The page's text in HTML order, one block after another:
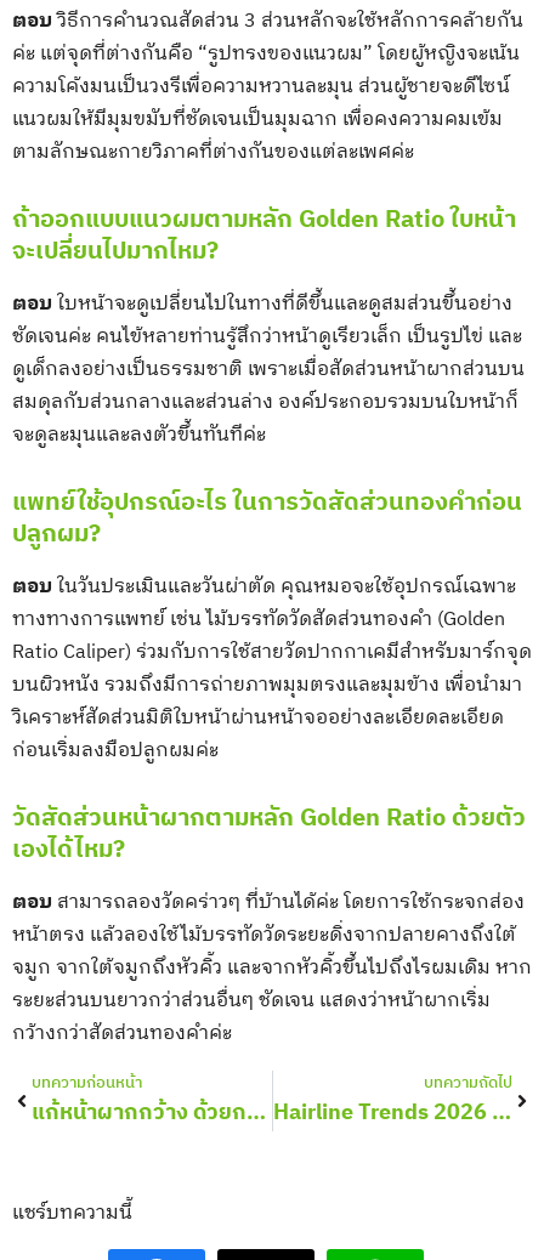
ตอบวิธีการคำนวณสัดส่วน 3 ส่วนหลักจะใช้หลักการคล้ายกัน
ค่ะ แต่จุดที่ต่างกันคือ “รูปทรงของแนวผม” โดยผู้หญิงจะเน้น
ความโค้งมนเป็นวงรีเพื่อความหวานละมุน ส่วนผู้ชายจะดีไซน์
แนวผมให้มีมุมขมับที่ชัดเจนเป็นมุมฉาก เพื่อคงความคมเข้ม
ตามลักษณะกายวิภาคที่ต่างกันของแต่ละเพศค่ะ
ถ้าออกแบบแนวผมตามหลัก Golden Ratio ใบหน้า
จะเปลี่ยนไปมากไหม?
ตอบใบหน้าจะดูเปลี่ยนไปในทางที่ดีขึ้นและดูสมส่วนขึ้นอย่าง
ชัดเจนค่ะ คนไข้หลายท่านรู้สึกว่าหน้าดูเรียวเล็ก เป็นรูปไข่ และ
ดูเด็กลงอย่างเป็นธรรมชาติ เพราะเมื่อสัดส่วนหน้าผากส่วนบน
สมดุลกับส่วนกลางและส่วนล่าง องค์ประกอบรวมบนใบหน้าก็
จะดูละมุนและลงตัวขึ้นทันทีค่ะ
แพทย์ใช้อุปกรณ์อะไร ในการวัดสัดส่วนทองคำก่อน
ปลูกผม?
ตอบในวันประเมินและวันผ่าตัด คุณหมอจะใช้อุปกรณ์เฉพาะ
ทางทางการแพทย์ เช่น ไม้บรรทัดวัดสัดส่วนทองคำ (Golden
Ratio Caliper) ร่วมกับการใช้สายวัดปากกาเคมีสำหรับมาร์กจุด
บนผิวหนัง รวมถึงมีการถ่ายภาพมุมตรงและมุมข้าง เพื่อนำมา
วิเคราะห์สัดส่วนมิติใบหน้าผ่านหน้าจออย่างละเอียดละเอียด
ก่อนเริ่มลงมือปลูกผมค่ะ
วัดสัดส่วนหน้าผากตามหลัก Golden Ratio ด้วยตัว
เองได้ไหม?
ตอบ สามารถลองวัดคร่าวๆ ที่บ้านได้ค่ะ โดยการใช้กระจกส่อง
หน้าตรง แล้วลองใช้ไม้บรรทัดวัดระยะดิ่งจากปลายคางถึงใต้
จมูก จากใต้จมูกถึงหัวคิ้ว และจากหัวคิ้วขึ้นไปถึงไรผมเดิม หาก
ระยะส่วนบนยาวกว่าส่วนอื่นๆ ชัดเจน แสดงว่าหน้าผากเริ่ม
กว้างกว่าสัดส่วนทองคำค่ะ
Prev
บทความก่อนหน้า
แก้หน้าผากกว้าง ด้วยการปลูกผมปรับกรอบหน้า
บทความถัดไป
Hairline Trends 2026 อัปเดตเทรนด์แนวไรผมยอดนิยม
แชร์บทความนี้